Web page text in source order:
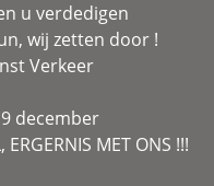
u verdedigen
wij zetten door !
Verkeer
december
MET ONS !!!